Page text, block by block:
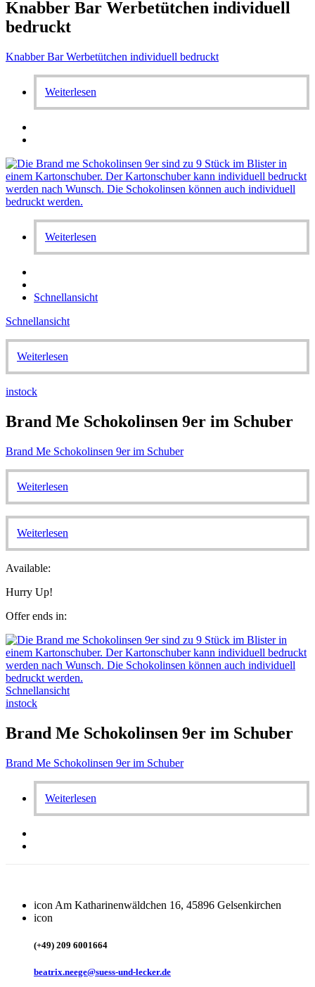
Knabber Bar Werbetütchen individuell
bedruckt
Knabber Bar Werbetütchen individuell bedruckt
Weiterlesen
Weiterlesen
Schnellansicht
Schnellansicht
Weiterlesen
instock
Brand Me Schokolinsen 9er im Schuber
Brand Me Schokolinsen 9er im Schuber
Weiterlesen
Weiterlesen
Available:
Hurry Up!
Offer ends in:
Schnellansicht
instock
Brand Me Schokolinsen 9er im Schuber
Brand Me Schokolinsen 9er im Schuber
Weiterlesen
icon Am Katharinenwäldchen 16, 45896 Gelsenkirchen
icon
(+49) 209 6001664
beatrix.neege@suess-und-lecker.de